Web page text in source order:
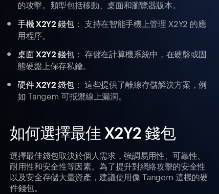
的攻擊。類型包括移動、桌面和瀏覽器版本。
手機 X2Y2 錢包： 支持在智能手機上管理 X2Y2 的應
用程序。
桌面 X2Y2 錢包： 存儲在計算機系統中，在硬盤或固
態硬盤上保存私鑰。
硬件 X2Y2 錢包： 這些提供了離線存儲解決方案，例
如 Tangem 可抵禦線上漏洞。
如何選擇最佳 X2Y2 錢包
選擇最佳錢包取決於個人需求，強調易用性、可靠性、
耐用性和安全性等因素。為了提升對網絡攻擊的安全性
以及安全存儲大量資產，建議使用像 Tangem 這樣的硬
件錢包。